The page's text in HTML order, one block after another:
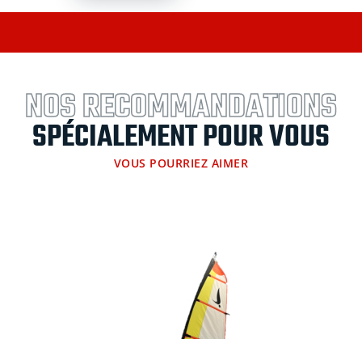
Essentiel
6.0
ris
Blanc/Bleu
NOS RECOMMANDATIONS
SPÉCIALEMENT POUR VOUS
VOUS POURRIEZ AIMER